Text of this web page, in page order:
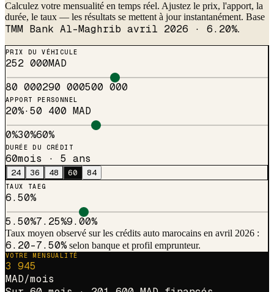
Calculez votre mensualité en temps réel. Ajustez le prix, l'apport, la
durée, le taux — les résultats se mettent à jour instantanément. Base
TMM Bank Al-Maghrib avril 2026 · 6.20%.
PRIX DU VÉHICULE
252 000MAD
80 000290 000500 000
APPORT PERSONNEL
20%·50 400 MAD
0%30%60%
DURÉE DU CRÉDIT
60mois · 5 ans
24 36 48 60 84
TAUX TAEG
6.50%
5.50%7.25%9.00%
Taux moyen observé sur les crédits auto marocains en avril 2026 :
6.20-7.50% selon banque et profil emprunteur.
VOTRE MENSUALITÉ
3 945
MAD/mois